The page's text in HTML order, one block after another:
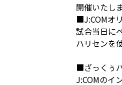
開催いたし
■J:COMオ
試合当日に
ハリセンを
■ざっくぅ
J:COMのイ